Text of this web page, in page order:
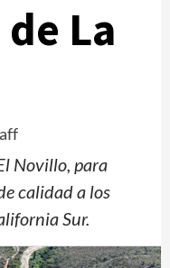
La
Novillo, para
calidad a los
Sur.